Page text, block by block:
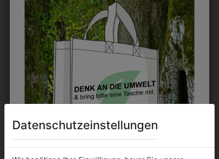
DAS KÖNNTE IHNEN
AUCH GEFALLEN
Datenschutzeinstellungen